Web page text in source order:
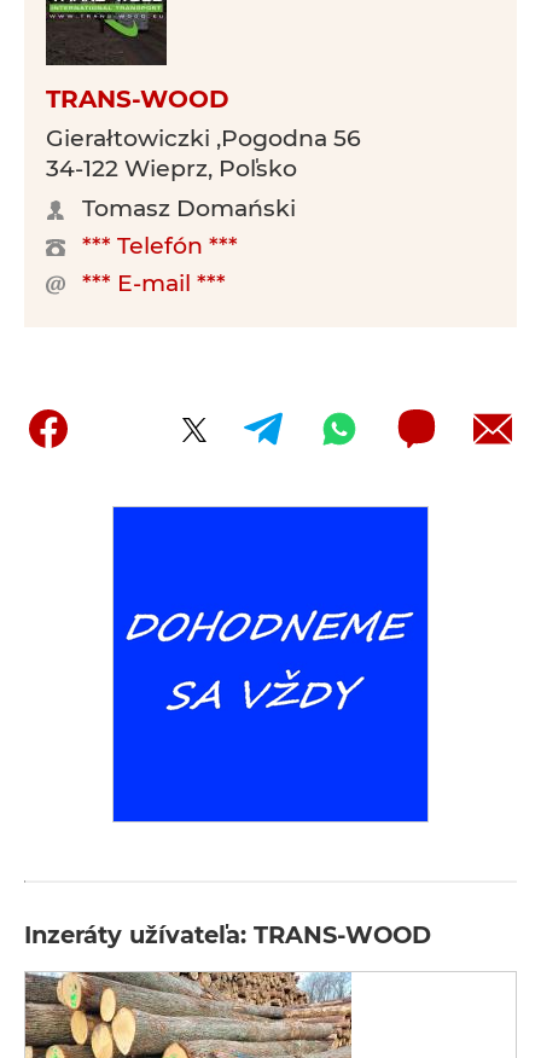
TRANS-WOOD
Gierałtowiczki ,Pogodna 56
34-122 Wieprz, Poľsko
Tomasz Domański
*** Telefón ***
*** E-mail ***
Inzeráty užívateľa: TRANS-WOOD